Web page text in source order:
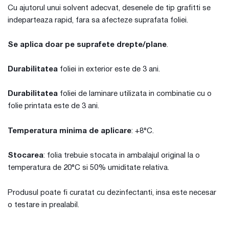
Cu ajutorul unui solvent adecvat, desenele de tip grafitti se
indeparteaza rapid, fara sa afecteze suprafata foliei.
Se aplica doar pe suprafete drepte/plane.
Durabilitatea foliei in exterior este de 3 ani.
Durabilitatea foliei de laminare utilizata in combinatie cu o
folie printata este de 3 ani.
Temperatura minima de aplicare: +8°C.
Stocarea: folia trebuie stocata in ambalajul original la o
temperatura de 20°C si 50% umiditate relativa.
Produsul poate fi curatat cu dezinfectanti, insa este necesar
o testare in prealabil.